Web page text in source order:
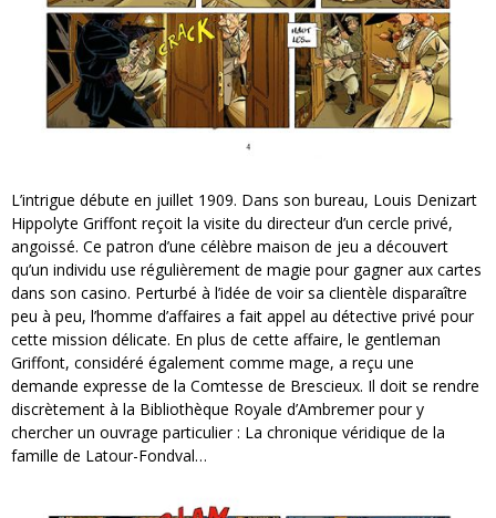
L’intrigue débute en juillet 1909. Dans son bureau, Louis Denizart
Hippolyte Griffont reçoit la visite du directeur d’un cercle privé,
angoissé. Ce patron d’une célèbre maison de jeu a découvert
qu’un individu use régulièrement de magie pour gagner aux cartes
dans son casino. Perturbé à l’idée de voir sa clientèle disparaître
peu à peu, l’homme d’affaires a fait appel au détective privé pour
cette mission délicate. En plus de cette affaire, le gentleman
Griffont, considéré également comme mage, a reçu une
demande expresse de la Comtesse de Brescieux. Il doit se rendre
discrètement à la Bibliothèque Royale d’Ambremer pour y
chercher un ouvrage particulier : La chronique véridique de la
famille de Latour-Fondval…